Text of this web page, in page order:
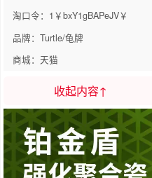
淘口令：1￥bxY1gBAPeJV￥
品牌：Turtle/龟牌
商城：天猫
收起内容↑